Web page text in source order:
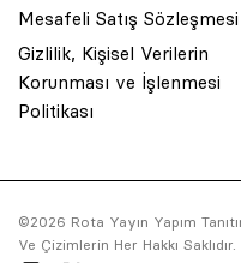
Mesafeli Satış Sözleşmesi
Gizlilik, Kişisel Verilerin
Korunması ve İşlenmesi
Politikası
©2026 Rota Yayın Yapım
Ve Çizimlerin Her Hakkı Saklıdır.
© 2001 Rota Yayın Yapım
Asquared WordPress